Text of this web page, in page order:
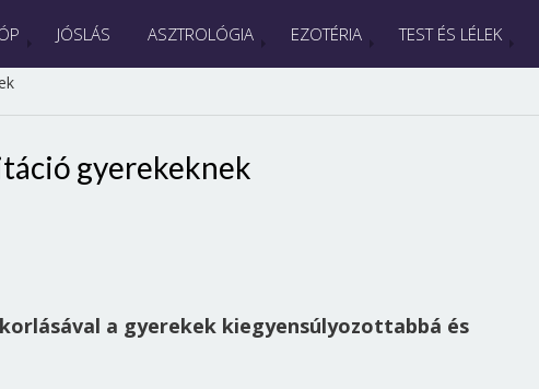
JÓSLÁS ASZTROLÓGIA EZOTÉRIA TEST ÉS LÉLEK
gyerekeknek
a gyerekek kiegyensúlyozottabbá és